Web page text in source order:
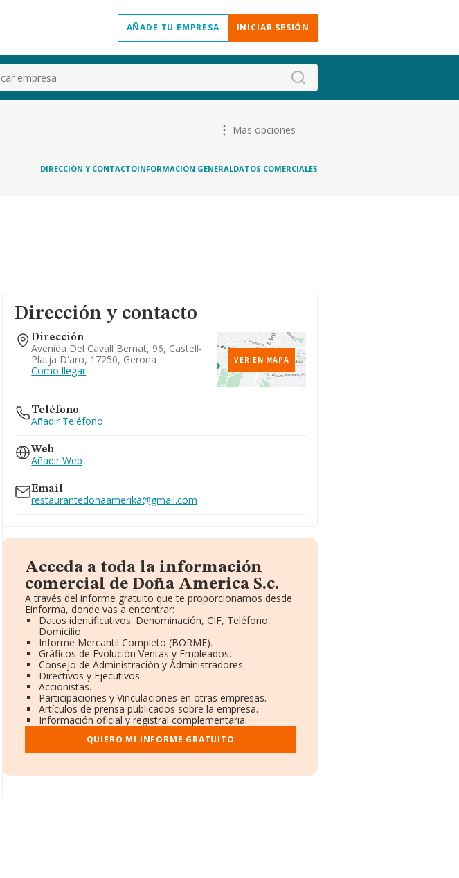
AÑADE TU EMPRESA INICIAR SESIÓN
Mas opciones
DIRECCIÓN Y CONTACTOINFORMACIÓN GENERALDATOS COMERCIALES
Dirección y contacto
Dirección
Avenida Del Cavall Bernat, 96, Castell-
Platja D'aro, 17250, Gerona
Como llegar
VER EN MAPA
Teléfono
Añadir Teléfono
Web
Añadir Web
Email
restaurantedonaamerika@gmail.com
Acceda a toda la información
comercial de Doña America S.c.
A través del informe gratuito que te proporcionamos desde
Einforma, donde vas a encontrar:
Datos identificativos: Denominación, CIF, Teléfono,
Domicilio.
Informe Mercantil Completo (BORME).
Gráficos de Evolución Ventas y Empleados.
Consejo de Administración y Administradores.
Directivos y Ejecutivos.
Accionistas.
Participaciones y Vinculaciones en otras empresas.
Artículos de prensa publicados sobre la empresa.
Información oficial y registral complementaria.
QUIERO MI INFORME GRATUITO